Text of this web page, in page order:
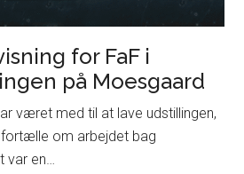
for FaF i
på Moesgaard
været med til at lave udstillingen,
om arbejdet bag
var en…